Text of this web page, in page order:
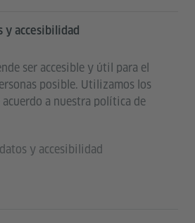
y accesibilidad
ser accesible y útil para el
posible. Utilizamos los
a nuestra política de
y accesibilidad